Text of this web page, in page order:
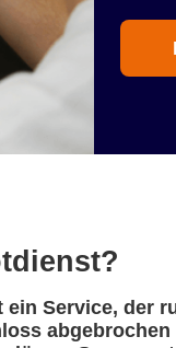
Service, der